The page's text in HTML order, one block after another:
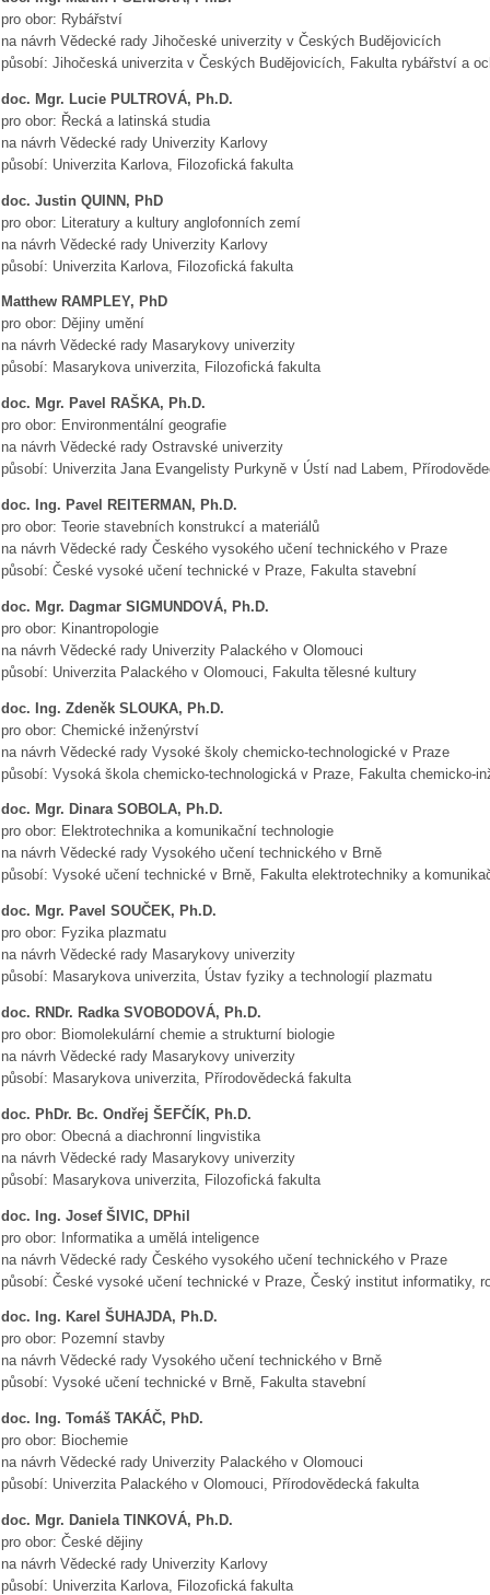
pro obor: Rybářství
na návrh Vědecké rady Jihočeské univerzity v Českých Budějovicích
působí: Jihočeská univerzita v Českých Budějovicích, Fakulta rybářství a
doc. Mgr. Lucie PULTROVÁ, Ph.D.
pro obor: Řecká a latinská studia
na návrh Vědecké rady Univerzity Karlovy
působí: Univerzita Karlova, Filozofická fakulta
doc. Justin QUINN, PhD
pro obor: Literatury a kultury anglofonních zemí
na návrh Vědecké rady Univerzity Karlovy
působí: Univerzita Karlova, Filozofická fakulta
Matthew RAMPLEY, PhD
pro obor: Dějiny umění
na návrh Vědecké rady Masarykovy univerzity
působí: Masarykova univerzita, Filozofická fakulta
doc. Mgr. Pavel RAŠKA, Ph.D.
pro obor: Environmentální geografie
na návrh Vědecké rady Ostravské univerzity
působí: Univerzita Jana Evangelisty Purkyně v Ústí nad Labem,
doc. Ing. Pavel REITERMAN, Ph.D.
pro obor: Teorie stavebních konstrukcí a materiálů
na návrh Vědecké rady Českého vysokého učení technického v Praze
působí: České vysoké učení technické v Praze, Fakulta stavební
doc. Mgr. Dagmar SIGMUNDOVÁ, Ph.D.
pro obor: Kinantropologie
na návrh Vědecké rady Univerzity Palackého v Olomouci
působí: Univerzita Palackého v Olomouci, Fakulta tělesné kultury
doc. Ing. Zdeněk SLOUKA, Ph.D.
pro obor: Chemické inženýrství
na návrh Vědecké rady Vysoké školy chemicko-technologické v Praze
působí: Vysoká škola chemicko-technologická v Praze, Fakulta chemicko-
doc. Mgr. Dinara SOBOLA, Ph.D.
pro obor: Elektrotechnika a komunikační technologie
na návrh Vědecké rady Vysokého učení technického v Brně
působí: Vysoké učení technické v Brně, Fakulta elektrotechniky a
doc. Mgr. Pavel SOUČEK, Ph.D.
pro obor: Fyzika plazmatu
na návrh Vědecké rady Masarykovy univerzity
působí: Masarykova univerzita, Ústav fyziky a technologií plazmatu
doc. RNDr. Radka SVOBODOVÁ, Ph.D.
pro obor: Biomolekulární chemie a strukturní biologie
na návrh Vědecké rady Masarykovy univerzity
působí: Masarykova univerzita, Přírodovědecká fakulta
doc. PhDr. Bc. Ondřej ŠEFČÍK, Ph.D.
pro obor: Obecná a diachronní lingvistika
na návrh Vědecké rady Masarykovy univerzity
působí: Masarykova univerzita, Filozofická fakulta
doc. Ing. Josef ŠIVIC, DPhil
pro obor: Informatika a umělá inteligence
na návrh Vědecké rady Českého vysokého učení technického v Praze
působí: České vysoké učení technické v Praze, Český institut informatiky,
doc. Ing. Karel ŠUHAJDA, Ph.D.
pro obor: Pozemní stavby
na návrh Vědecké rady Vysokého učení technického v Brně
působí: Vysoké učení technické v Brně, Fakulta stavební
doc. Ing. Tomáš TAKÁČ, PhD.
pro obor: Biochemie
na návrh Vědecké rady Univerzity Palackého v Olomouci
působí: Univerzita Palackého v Olomouci, Přírodovědecká fakulta
doc. Mgr. Daniela TINKOVÁ, Ph.D.
pro obor: České dějiny
na návrh Vědecké rady Univerzity Karlovy
působí: Univerzita Karlova, Filozofická fakulta